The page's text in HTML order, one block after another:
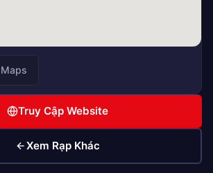
Truy Cập Website
Xem Rạp Khác